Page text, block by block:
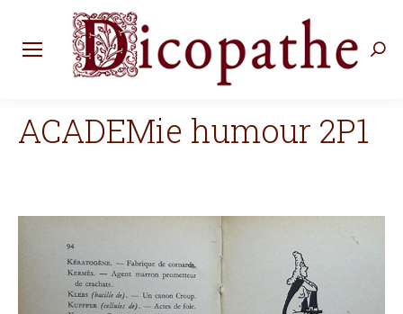
ACADEMie humour 2P1